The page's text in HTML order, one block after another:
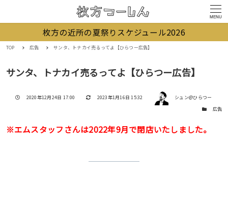
MENU
枚方の近所の夏祭りスケジュール2026
TOP 広告 サンタ、トナカイ売るってよ【ひらつー広告】
サンタ、トナカイ売るってよ【ひらつー広告】
投稿日
2020年12月24日 17:00 更新日
2023年1月16日 15:32 著者
シュン@ひらつー
カテゴリー
広告
※エムスタッフさんは2022年9月で閉店いたしました。